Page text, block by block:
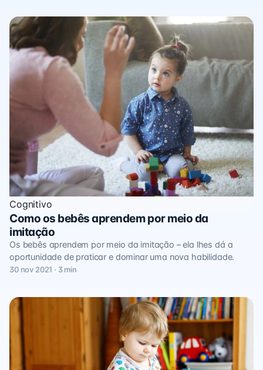
Cognitivo
Como os bebês aprendem por meio da
imitação
Os bebês aprendem por meio da imitação – ela lhes dá a
oportunidade de praticar e dominar uma nova habilidade.
30 nov 2021 · 3 min